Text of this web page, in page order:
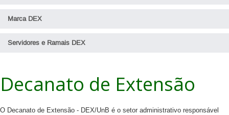
Marca DEX
Servidores e Ramais DEX
Decanato de Extensão
O Decanato de Extensão - DEX/UnB é o setor administrativo responsável